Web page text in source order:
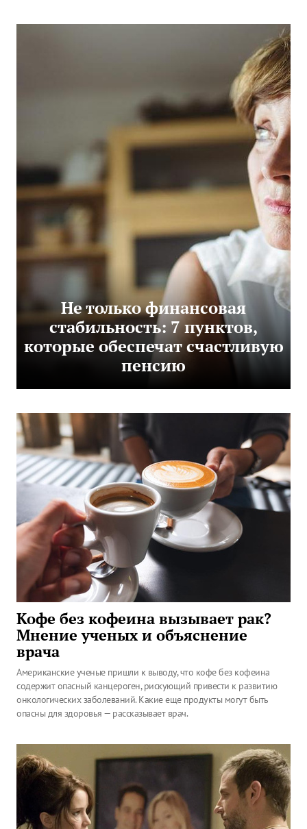
Не только финансовая
стабильность: 7 пунктов,
которые обеспечат счастливую
пенсию
Кофе без кофеина вызывает рак?
Мнение ученых и объяснение
врача
Американские ученые пришли к выводу, что кофе без кофеина
содержит опасный канцероген, рискующий привести к развитию
онкологических заболеваний. Какие еще продукты могут быть
опасны для здоровья — рассказывает врач.